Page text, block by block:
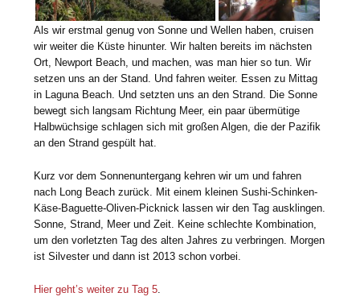
Als wir erstmal genug von Sonne und Wellen haben, cruisen
wir weiter die Küste hinunter. Wir halten bereits im nächsten
Ort, Newport Beach, und machen, was man hier so tun. Wir
setzen uns an der Stand. Und fahren weiter. Essen zu Mittag
in Laguna Beach. Und setzten uns an den Strand. Die Sonne
bewegt sich langsam Richtung Meer, ein paar übermütige
Halbwüchsige schlagen sich mit großen Algen, die der Pazifik
an den Strand gespült hat.
Kurz vor dem Sonnenuntergang kehren wir um und fahren
nach Long Beach zurück. Mit einem kleinen Sushi-Schinken-
Käse-Baguette-Oliven-Picknick lassen wir den Tag ausklingen.
Sonne, Strand, Meer und Zeit. Keine schlechte Kombination,
um den vorletzten Tag des alten Jahres zu verbringen. Morgen
ist Silvester und dann ist 2013 schon vorbei.
Hier geht’s weiter zu Tag 5.